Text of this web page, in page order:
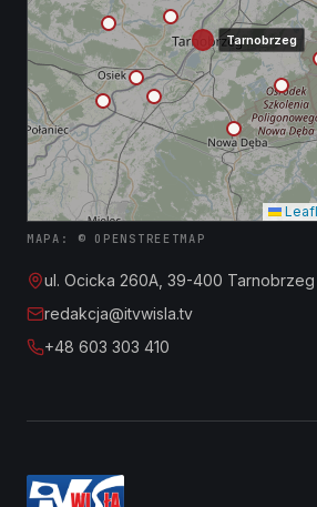
Tarnobrzeg
MAPA: © OPENSTREETMAP
ul. Ocicka 260A, 39-400 Tarnobrzeg
redakcja@itvwisla.tv
+48 603 303 410